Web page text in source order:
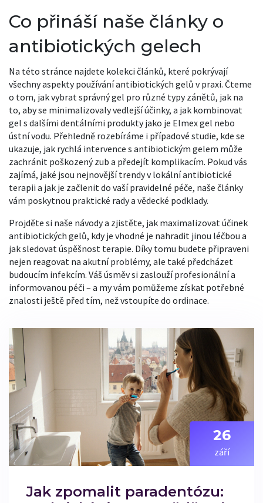
Co přináší naše články o
antibiotických gelech
Na této stránce najdete kolekci článků, které pokrývají
všechny aspekty používání antibiotických gelů v praxi. Čteme
o tom, jak vybrat správný gel pro různé typy zánětů, jak na
to, aby se minimalizovaly vedlejší účinky, a jak kombinovat
gel s dalšími dentálními produkty jako je Elmex gel nebo
ústní vodu. Přehledně rozebíráme i případové studie, kde se
ukazuje, jak rychlá intervence s antibiotickým gelem může
zachránit poškozený zub a předejít komplikacím. Pokud vás
zajímá, jaké jsou nejnovější trendy v lokální antibiotické
terapii a jak je začlenit do vaší pravidelné péče, naše články
vám poskytnou praktické rady a vědecké podklady.
Projděte si naše návody a zjistěte, jak maximalizovat účinek
antibiotických gelů, kdy je vhodné je nahradit jinou léčbou a
jak sledovat úspěšnost terapie. Díky tomu budete připraveni
nejen reagovat na akutní problémy, ale také předcházet
budoucím infekcím. Váš úsměv si zaslouží profesionální a
informovanou péči – a my vám pomůžeme získat potřebné
znalosti ještě před tím, než vstoupíte do ordinace.
26
září
Jak zpomalit paradentózu: